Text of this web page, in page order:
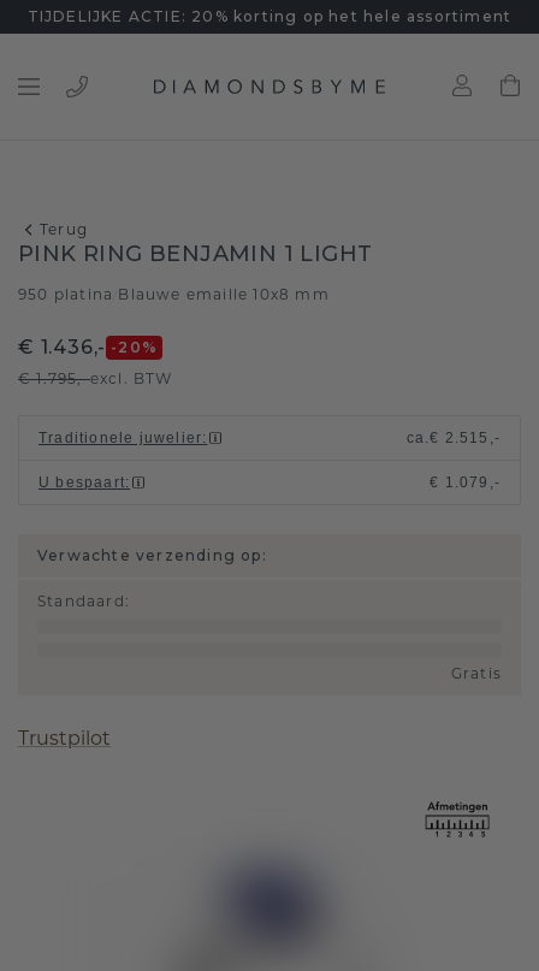
TIJDELIJKE ACTIE: 20% korting op het hele assortiment
Terug
PINK RING BENJAMIN 1 LIGHT
950 platina Blauwe emaille 10x8 mm
€ 1.436,- -20 %
€ 1.795,-excl. BTW
Traditionele juwelier: ca.€ 2.515,-
U bespaart: € 1.079,-
Verwachte verzending op:
Standaard :
Gratis
Trustpilot